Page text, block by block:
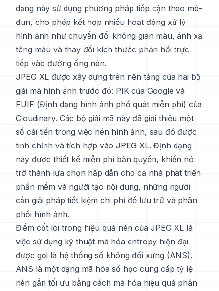
dạng này sử dụng phương pháp tiếp cận theo mô-
đun, cho phép kết hợp nhiều hoạt động xử lý
hình ảnh như chuyển đổi không gian màu, ánh xạ
tông màu và thay đổi kích thước phản hồi trực
tiếp vào đường ống nén.
JPEG XL được xây dựng trên nền tảng của hai bộ
giải mã hình ảnh trước đó: PIK của Google và
FUIF (Định dạng hình ảnh phổ quát miễn phí) của
Cloudinary. Các bộ giải mã này đã giới thiệu một
số cải tiến trong việc nén hình ảnh, sau đó được
tinh chỉnh và tích hợp vào JPEG XL. Định dạng
này được thiết kế miễn phí bản quyền, khiến nó
trở thành lựa chọn hấp dẫn cho cả nhà phát triển
phần mềm và người tạo nội dung, những người
cần giải pháp tiết kiệm chi phí để lưu trữ và phân
phối hình ảnh.
Điểm cốt lõi trong hiệu quả nén của JPEG XL là
việc sử dụng kỹ thuật mã hóa entropy hiện đại
được gọi là hệ thống số không đối xứng (ANS).
ANS là một dạng mã hóa số học cung cấp tỷ lệ
nén gần tối ưu bằng cách mã hóa hiệu quả phân